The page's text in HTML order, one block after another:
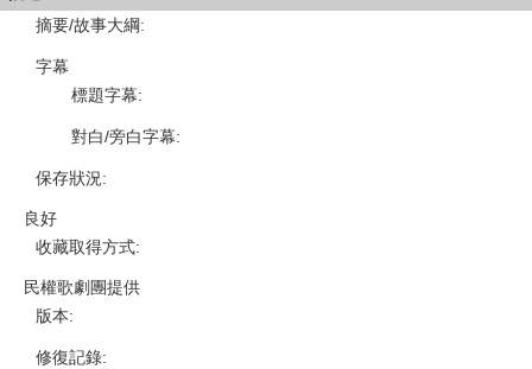
摘要/故事大綱:
字幕
標題字幕:
對白/旁白字幕:
保存狀況:
良好
收藏取得方式:
民權歌劇團提供
版本:
修復記錄: